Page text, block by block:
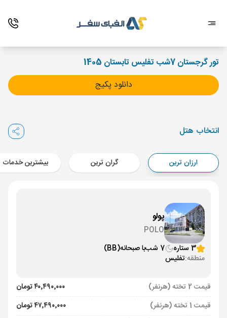
تور گرجستان 7شب تفلیس تابستان 1405
دانلود پکیج
انتخاب هتل
ارزان ترین گران ترین بیشترین خدمات
پولو
POLO
3 ستاره
7 شب با صبحانه(BB)
منطقه:تفلیس
قیمت 2 تخته (هرنفر)
۴۰٬۴۹۰٬۰۰۰ تومان
قیمت 1 تخته (هرنفر)
۴۷٬۴۹۰٬۰۰۰ تومان